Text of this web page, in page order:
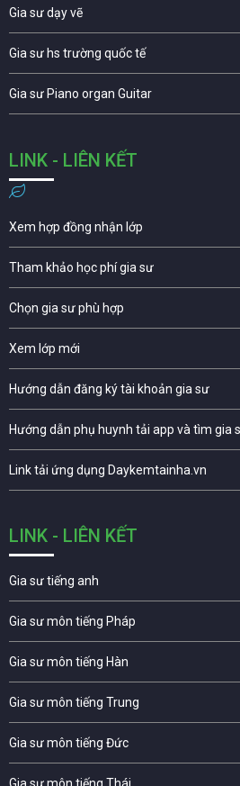
Gia sư dạy vẽ
Gia sư hs trường quốc tế
Gia sư Piano organ Guitar
LINK - LIÊN KẾT
Xem hợp đồng nhận lớp
Tham khảo học phí gia sư
Chọn gia sư phù hợp
Xem lớp mới
Hướng dẫn đăng ký tài khoản gia sư
Hướng dẫn phụ huynh tải app và tìm gia
Link tải ứng dụng Daykemtainha.vn
LINK - LIÊN KẾT
Gia sư tiếng anh
Gia sư môn tiếng Pháp
Gia sư môn tiếng Hàn
Gia sư môn tiếng Trung
Gia sư môn tiếng Đức
Gia sư môn tiếng Thái